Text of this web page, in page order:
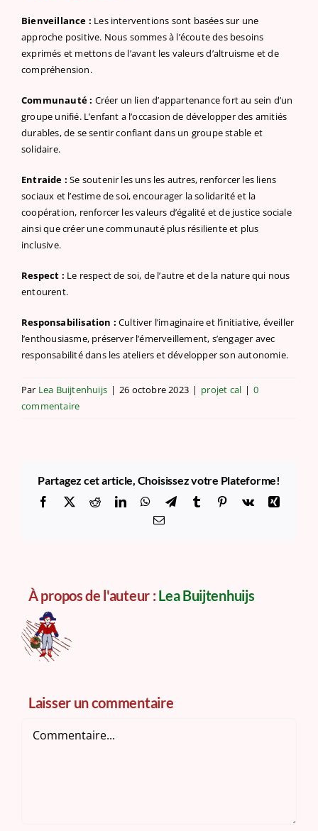
Bienveillance : Les interventions sont basées sur une
approche positive. Nous sommes à l’écoute des besoins
exprimés et mettons de l’avant les valeurs d’altruisme et de
compréhension.
Communauté : Créer un lien d’appartenance fort au sein d’un
groupe unifié. L’enfant a l’occasion de développer des amitiés
durables, de se sentir confiant dans un groupe stable et
solidaire.
Entraide : Se soutenir les uns les autres, renforcer les liens
sociaux et l’estime de soi, encourager la solidarité et la
coopération, renforcer les valeurs d’égalité et de justice sociale
ainsi que créer une communauté plus résiliente et plus
inclusive.
Respect : Le respect de soi, de l’autre et de la nature qui nous
entourent.
Responsabilisation : Cultiver l’imaginaire et l’initiative, éveiller
l’enthousiasme, préserver l’émerveillement, s’engager avec
responsabilité dans les ateliers et développer son autonomie.
Par Lea Buijtenhuijs | 26 octobre 2023 | projet cal | 0
commentaire
Partagez cet article, Choisissez votre Plateforme!
Facebook
X RedditLinkedInWhatsApp
TelegramTumblr Pinterest
Vk
Xing
Email
À propos de l'auteur : Lea Buijtenhuijs
Laisser un commentaire